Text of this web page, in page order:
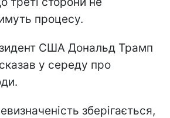
процесу.
США Дональд Трамп
у середу про
зберігається,